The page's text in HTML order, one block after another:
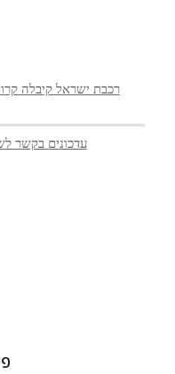
רכבת ישראל קיבלה
עדכונים בקשר